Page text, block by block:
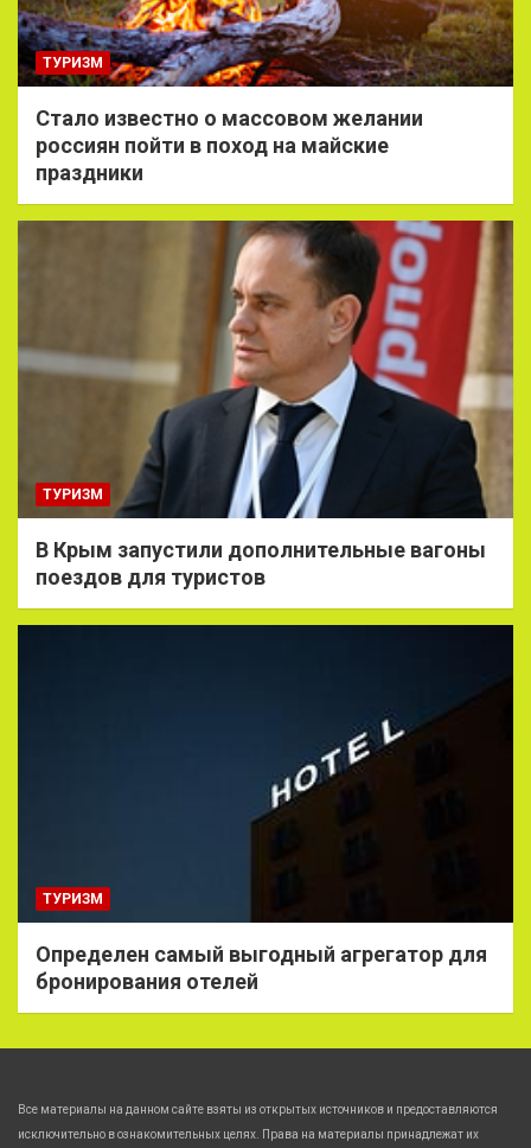
ТУРИЗМ
Стало известно о массовом желании
россиян пойти в поход на майские
праздники
ТУРИЗМ
В Крым запустили дополнительные вагоны
поездов для туристов
ТУРИЗМ
Определен самый выгодный агрегатор для
бронирования отелей
Все материалы на данном сайте взяты из открытых источников и предоставляются
исключительно в ознакомительных целях. Права на материалы принадлежат их